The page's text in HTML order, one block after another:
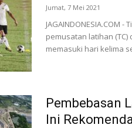
Jumat, 7 Mei 2021
pemusatan latihan (TC)
memasuki hari kelima
Pembebasan
Ini